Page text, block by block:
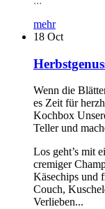
mehr
18 Oct
Wenn die
es Zeit für
Kochbox
Teller und
Los geht’s mit
cremiger
Käsechips und
Couch,
Verlieben...